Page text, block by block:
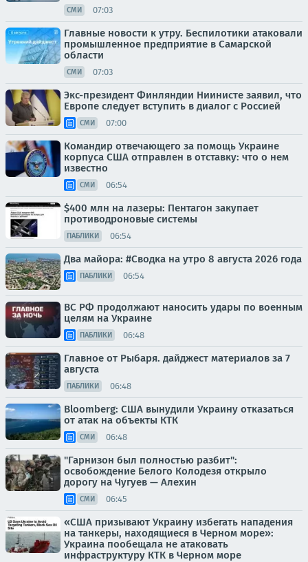
СМИ 07:03
Главные новости к утру. Беспилотики атаковали
промышленное предприятие в Самарской
области
СМИ 07:03
Экс-президент Финляндии Ниинисте заявил, что
Европе следует вступить в диалог с Россией
СМИ 07:00
Командир отвечающего за помощь Украине
корпуса США отправлен в отставку: что о нем
известно
СМИ 06:54
$400 млн на лазеры: Пентагон закупает
противодроновые системы
ПАБЛИКИ 06:54
Два майора: #Сводка на утро 8 августа 2026 года
ПАБЛИКИ 06:54
ВС РФ продолжают наносить удары по военным
целям на Украине
ПАБЛИКИ 06:48
Главное от Рыбаря. дайджест материалов за 7
августа
ПАБЛИКИ 06:48
Bloomberg: США вынудили Украину отказаться
от атак на объекты КТК
СМИ 06:48
"Гарнизон был полностью разбит":
освобождение Белого Колодезя открыло
дорогу на Чугуев — Алехин
СМИ 06:45
«США призывают Украину избегать нападения
на танкеры, находящиеся в Черном море»:
Украина пообещала не атаковать
инфраструктуру КТК в Черном море